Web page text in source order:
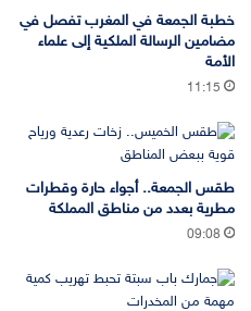
خطبة الجمعة في المغرب تفصل في
مضامين الرسالة الملكية إلى علماء
الأمة
11:15
طقس الجمعة.. أجواء حارة وقطرات
مطرية بعدد من مناطق المملكة
09:08